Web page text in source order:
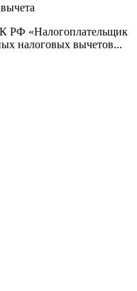
РФ «Налогоплательщик
налоговых вычетов...